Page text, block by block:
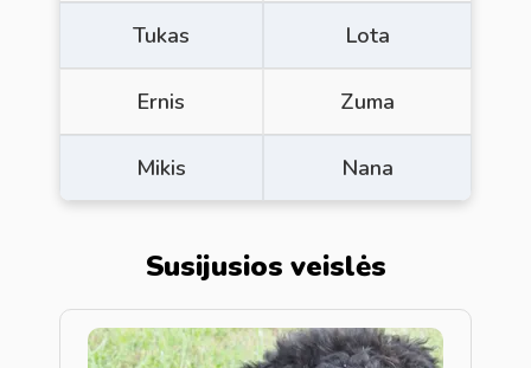
Tukas Lota
Ernis Zuma
Mikis Nana
Susijusios veislės